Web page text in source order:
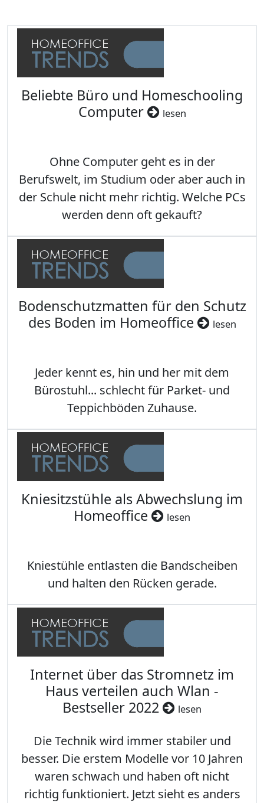
Beliebte Büro und Homeschooling
Computer
lesen
Ohne Computer geht es in der
Berufswelt, im Studium oder aber auch in
der Schule nicht mehr richtig. Welche PCs
werden denn oft gekauft?
Bodenschutzmatten für den Schutz
des Boden im Homeoffice
lesen
Jeder kennt es, hin und her mit dem
Bürostuhl... schlecht für Parket- und
Teppichböden Zuhause.
Kniesitzstühle als Abwechslung im
Homeoffice
lesen
Kniestühle entlasten die Bandscheiben
und halten den Rücken gerade.
Internet über das Stromnetz im
Haus verteilen auch Wlan -
Bestseller 2022
lesen
Die Technik wird immer stabiler und
besser. Die erstem Modelle vor 10 Jahren
waren schwach und haben oft nicht
richtig funktioniert. Jetzt sieht es anders